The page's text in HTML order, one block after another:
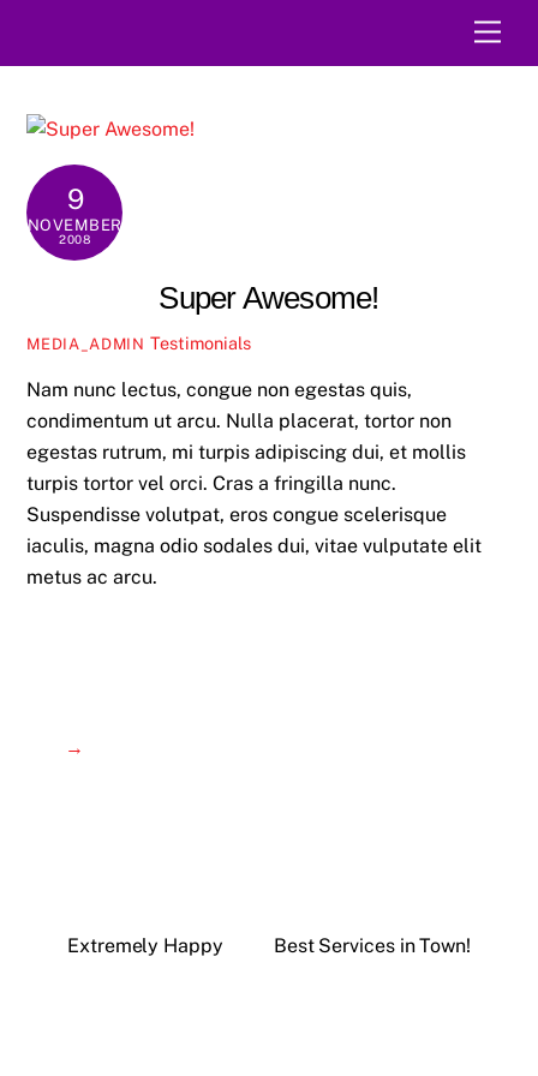
9
NOVEMBER
2008
Super Awesome!
MEDIA_ADMIN Testimonials
Nam nunc lectus, congue non egestas quis,
condimentum ut arcu. Nulla placerat, tortor non
egestas rutrum, mi turpis adipiscing dui, et mollis
turpis tortor vel orci. Cras a fringilla nunc.
Suspendisse volutpat, eros congue scelerisque
iaculis, magna odio sodales dui, vitae vulputate elit
metus ac arcu.
→
Extremely Happy Best Services in Town!